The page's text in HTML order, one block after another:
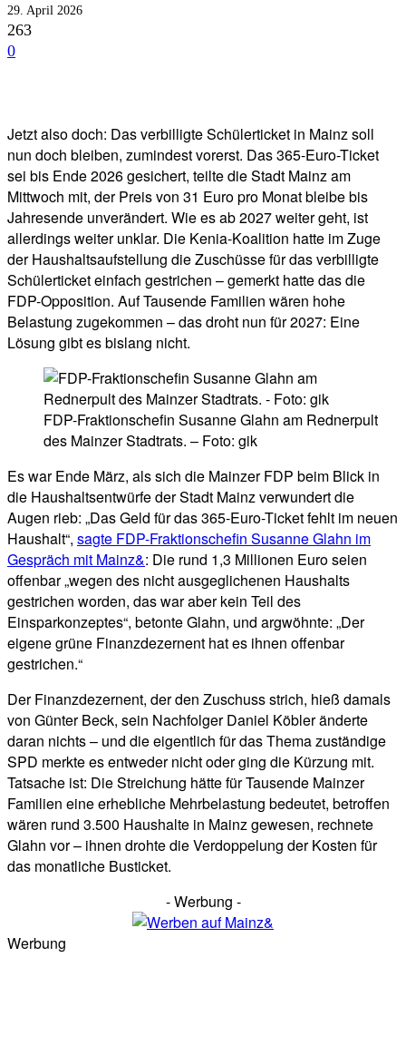
29. April 2026
263
0
Jetzt also doch: Das verbilligte Schülerticket in Mainz soll
nun doch bleiben, zumindest vorerst. Das 365-Euro-Ticket
sei bis Ende 2026 gesichert, teilte die Stadt Mainz am
Mittwoch mit, der Preis von 31 Euro pro Monat bleibe bis
Jahresende unverändert. Wie es ab 2027 weiter geht, ist
allerdings weiter unklar. Die Kenia-Koalition hatte im Zuge
der Haushaltsaufstellung die Zuschüsse für das verbilligte
Schülerticket einfach gestrichen – gemerkt hatte das die
FDP-Opposition. Auf Tausende Familien wären hohe
Belastung zugekommen – das droht nun für 2027: Eine
Lösung gibt es bislang nicht.
FDP-Fraktionschefin Susanne Glahn am Rednerpult
des Mainzer Stadtrats. – Foto: gik
Es war Ende März, als sich die Mainzer FDP beim Blick in
die Haushaltsentwürfe der Stadt Mainz verwundert die
Augen rieb: „Das Geld für das 365-Euro-Ticket fehlt im neuen
Haushalt“, sagte FDP-Fraktionschefin Susanne Glahn im
Gespräch mit Mainz&: Die rund 1,3 Millionen Euro seien
offenbar „wegen des nicht ausgeglichenen Haushalts
gestrichen worden, das war aber kein Teil des
Einsparkonzeptes“, betonte Glahn, und argwöhnte: „Der
eigene grüne Finanzdezernent hat es ihnen offenbar
gestrichen.“
Der Finanzdezernent, der den Zuschuss strich, hieß damals
von Günter Beck, sein Nachfolger Daniel Köbler änderte
daran nichts – und die eigentlich für das Thema zuständige
SPD merkte es entweder nicht oder ging die Kürzung mit.
Tatsache ist: Die Streichung hätte für Tausende Mainzer
Familien eine erhebliche Mehrbelastung bedeutet, betroffen
wären rund 3.500 Haushalte in Mainz gewesen, rechnete
Glahn vor – ihnen drohte die Verdoppelung der Kosten für
das monatliche Busticket.
- Werbung -
Werbung